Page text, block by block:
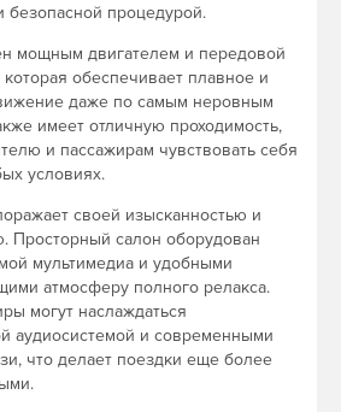
безопасной процедурой.
мощным двигателем и передовой
обеспечивает плавное и
даже по самым неровным
имеет отличную проходимость,
и пассажирам чувствовать себя
условиях.
своей изысканностью и
Просторный салон оборудован
мультимедиа и удобными
атмосферу полного релакса.
могут наслаждаться
аудиосистемой и современными
что делает поездки еще более